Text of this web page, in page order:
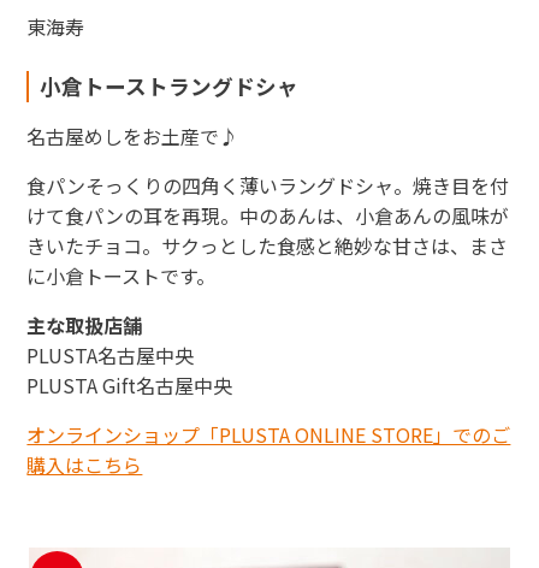
東海寿
小倉トーストラングドシャ
名古屋めしをお土産で♪
食パンそっくりの四角く薄いラングドシャ。焼き目を付
けて食パンの耳を再現。中のあんは、小倉あんの風味が
きいたチョコ。サクっとした食感と絶妙な甘さは、まさ
に小倉トーストです。
主な取扱店舗
PLUSTA名古屋中央
PLUSTA Gift名古屋中央
オンラインショップ「PLUSTA ONLINE STORE」でのご
購入はこちら